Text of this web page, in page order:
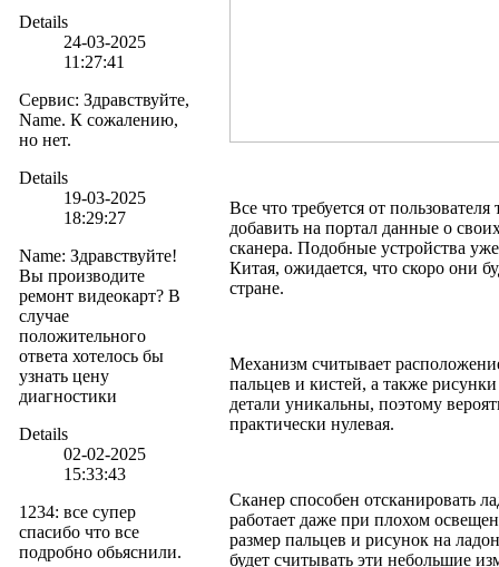
Details
24-03-2025
11:27:41
Сервис: Здравствуйте,
Name. К сожалению,
но нет.
Details
19-03-2025
18:29:27
Name: Здравствуйте!
Вы производите
ремонт видеокарт? В
случае
положительного
ответа хотелось бы
узнать цену
диагностики
Details
02-02-2025
15:33:43
1234: все супер
спасибо что все
подробно обьяснили.
Все что требуется от
добавить на портал данные о
сканера. Подобные устройства
Китая, ожидается, что скоро они
стране.
Механизм считывает
пальцев и кистей, а также
детали уникальны, поэтому
практически нулевая.
Сканер способен отсканировать
работает даже при плохом
размер пальцев и рисунок на
будет считывать эти небольшие